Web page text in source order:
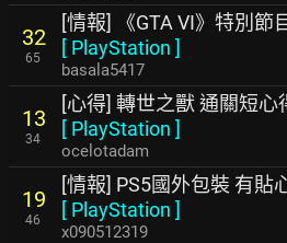
32
65
[情報] 《GTA VI》特別節
[ PlayStation ]
basala5417
13
34
[心得] 轉世之獸 通關短心
[ PlayStation ]
ocelotadam
19
46
[情報] PS5國外包裝 有貼
[ PlayStation ]
x090512319